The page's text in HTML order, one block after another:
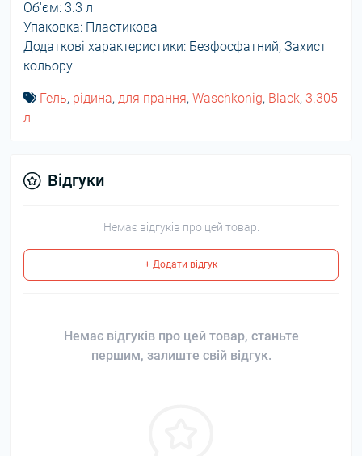
Об'єм: 3.3 л
Упаковка: Пластикова
Додаткові характеристики: Безфосфатний, Захист
кольору
Гель, рідина, для прання, Waschkonig, Black, 3.305
л
Відгуки
Немає відгуків про цей товар.
+ Додати відгук
Немає відгуків про цей товар, станьте
першим, залиште свій відгук.